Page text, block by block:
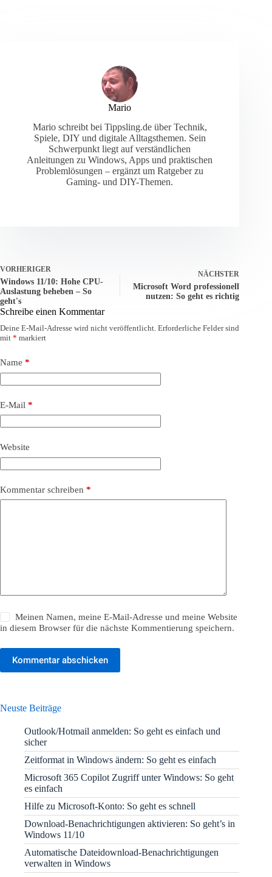
Mario
Mario schreibt bei Tippsling.de über Technik,
Spiele, DIY und digitale Alltagsthemen. Sein
Schwerpunkt liegt auf verständlichen
Anleitungen zu Windows, Apps und praktischen
Problemlösungen – ergänzt um Ratgeber zu
Gaming- und DIY-Themen.
VORHERIGER
Windows 11/10: Hohe CPU-
Auslastung beheben – So
geht's
NÄCHSTER
Microsoft Word professionell
nutzen: So geht es richtig
Schreibe einen Kommentar
Deine E-Mail-Adresse wird nicht veröffentlicht. Erforderliche Felder sind
mit * markiert
Name *
E-Mail *
Website
Kommentar schreiben *
Meinen Namen, meine E-Mail-Adresse und meine Website
in diesem Browser für die nächste Kommentierung speichern.
Kommentar abschicken
Neuste Beiträge
Outlook/Hotmail anmelden: So geht es einfach und
sicher
Zeitformat in Windows ändern: So geht es einfach
Microsoft 365 Copilot Zugriff unter Windows: So geht
es einfach
Hilfe zu Microsoft-Konto: So geht es schnell
Download-Benachrichtigungen aktivieren: So geht’s in
Windows 11/10
Automatische Dateidownload-Benachrichtigungen
verwalten in Windows